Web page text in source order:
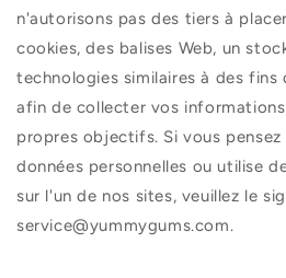
n'autorisons pas des tiers à
cookies, des balises Web, un
technologies similaires à des fins
afin de collecter vos
propres objectifs. Si vous
données personnelles ou utilise
sur l'un de nos sites, veuillez le
service@yummygums.com.